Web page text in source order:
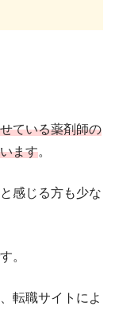
ている薬剤師の
ます。
感じる方も少な
。
転職サイトによ